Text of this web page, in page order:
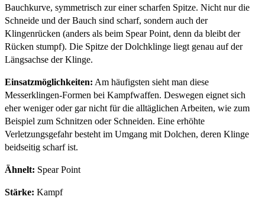
Bauchkurve, symmetrisch zur einer scharfen Spitze. Nicht nur die
Schneide und der Bauch sind scharf, sondern auch der
Klingenrücken (anders als beim Spear Point, denn da bleibt der
Rücken stumpf). Die Spitze der Dolchklinge liegt genau auf der
Längsachse der Klinge.
Einsatzmöglichkeiten: Am häufigsten sieht man diese
Messerklingen-Formen bei Kampfwaffen. Deswegen eignet sich
eher weniger oder gar nicht für die alltäglichen Arbeiten, wie zum
Beispiel zum Schnitzen oder Schneiden. Eine erhöhte
Verletzungsgefahr besteht im Umgang mit Dolchen, deren Klinge
beidseitig scharf ist.
Ähnelt: Spear Point
Stärke: Kampf